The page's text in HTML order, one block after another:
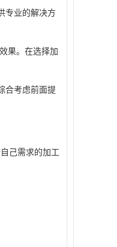
专业的解决方
果。在选择加
合考虑前面提
己需求的加工